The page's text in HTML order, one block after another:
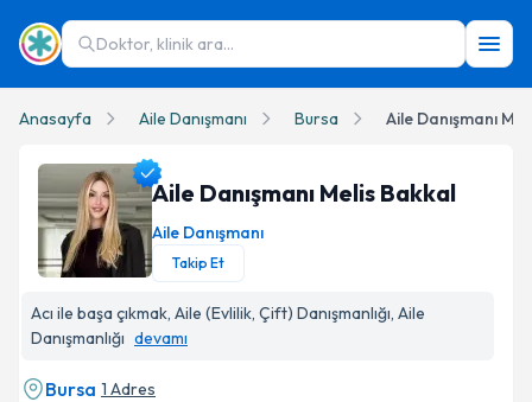
Doktor, klinik ara...
Anasayfa Aile Danışmanı Bursa Aile Danışmanı
Aile Danışmanı Melis Bakkal
Aile Danışmanı
Takip Et
Acı ile başa çıkmak, Aile (Evlilik, Çift) Danışmanlığı, Aile
Danışmanlığı devamı
Bursa 1 Adres